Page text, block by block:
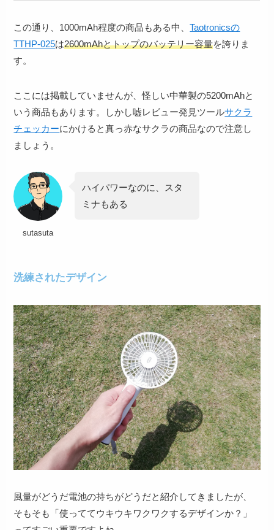
この通り、1000mAh程度の商品もある中、Taotronicsの
TTHP-025は2600mAhとトップのバッテリー容量を誇りま
す。
ここには掲載していませんが、怪しい中華製の5200mAhと
いう商品もあります。しかし嘘レビュー発見ツールサクラ
チェッカーにかけると真っ赤なサクラの商品なので注意し
ましょう。
sutasuta
ハイパワーなのに、スタ
ミナもある
洗練されたデザイン
風量がどうだ電池の持ちがどうだと紹介してきましたが、
そもそも「使っててウキウキワクワクするデザインか？ 」